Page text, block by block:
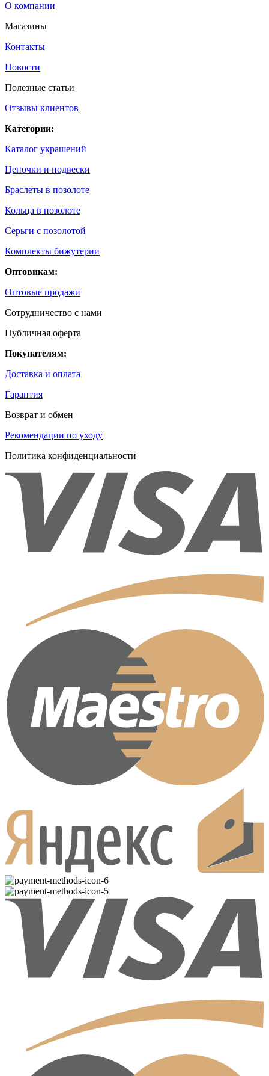
О компании
Магазины
Контакты
Новости
Полезные статьи
Отзывы клиентов
Категории:
Каталог украшений
Цепочки и подвески
Браслеты в позолоте
Кольца в позолоте
Серьги с позолотой
Комплекты бижутерии
Оптовикам:
Оптовые продажи
Сотрудничество с нами
Публичная оферта
Покупателям:
Доставка и оплата
Гарантия
Возврат и обмен
Рекомендации по уходу
Политика конфиденциальности